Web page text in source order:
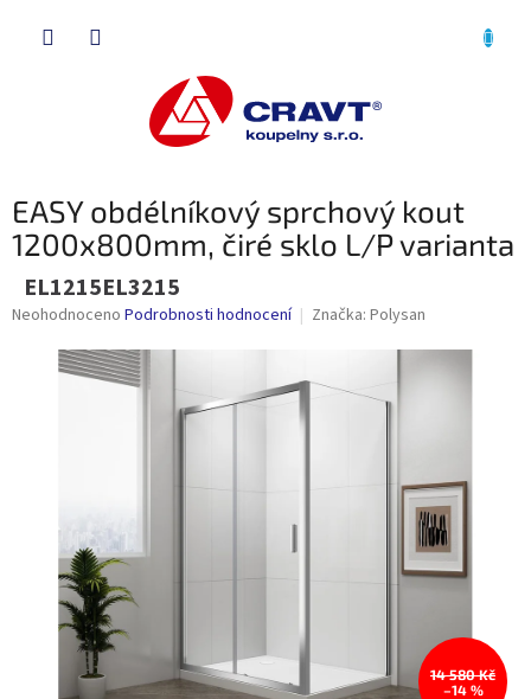
EASY obdélníkový sprchový kout
1200x800mm, čiré sklo L/P varianta
EL1215EL3215
Průměrné
produktu
Neohodnoceno Podrobnosti hodnocení Značka: Polysan
14 580 Kč
–14 %